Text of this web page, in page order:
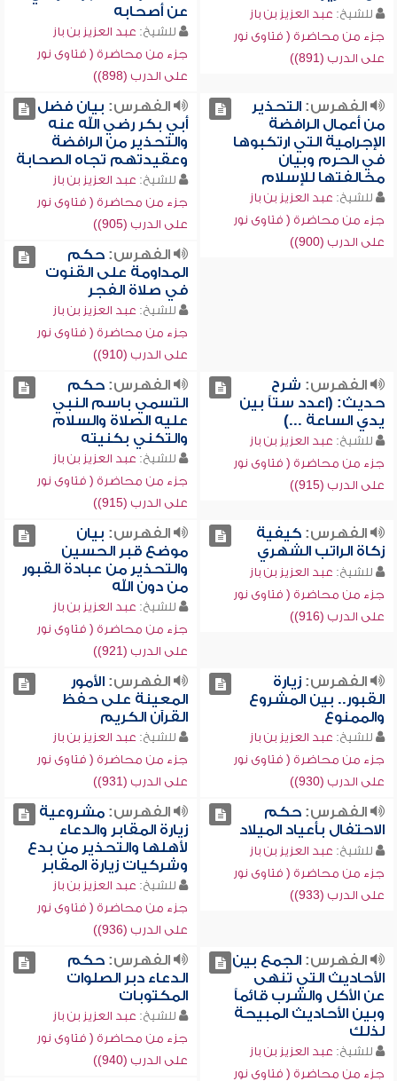
للشيخ: عبد العزيز بن باز
جزء من محاضرة ( فتاوى نور
على الدرب (891))
عن أصحابه
للشيخ: عبد العزيز بن باز
جزء من محاضرة ( فتاوى نور
على الدرب (898))
الفهرس:التحذير
من أعمال الرافضة
الإجرامية التي ارتكبوها
في الحرم وبيان
مخالفتها للإسلام
للشيخ: عبد العزيز بن باز
جزء من محاضرة ( فتاوى نور
على الدرب (900))
الفهرس: بيان فضل
أبي بكر رضي الله عنه
والتحذير من الرافضة
وعقيدتهم تجاه الصحابة
للشيخ: عبد العزيز بن باز
جزء من محاضرة ( فتاوى نور
على الدرب (905))
الفهرس:حكم
المداومة على القنوت
في صلاة الفجر
للشيخ: عبد العزيز بن باز
جزء من محاضرة ( فتاوى نور
على الدرب (910))
الفهرس: شرح
حديث: (اعدد ستاً بين
يدي الساعة ...)
للشيخ: عبد العزيز بن باز
جزء من محاضرة ( فتاوى نور
على الدرب (915))
الفهرس:حكم
التسمي باسم النبي
عليه الصلاة والسلام
والتكني بكنيته
للشيخ: عبد العزيز بن باز
جزء من محاضرة ( فتاوى نور
على الدرب (915))
الفهرس:كيفية
زكاة الراتب الشهري
للشيخ: عبد العزيز بن باز
جزء من محاضرة ( فتاوى نور
على الدرب (916))
الفهرس: بيان
موضع قبر الحسين
والتحذير من عبادة القبور
من دون الله
للشيخ: عبد العزيز بن باز
جزء من محاضرة ( فتاوى نور
على الدرب (921))
الفهرس:زيارة
القبور.. بين المشروع
والممنوع
للشيخ: عبد العزيز بن باز
جزء من محاضرة ( فتاوى نور
على الدرب (930))
الفهرس:الأمور
المعينة على حفظ
القرآن الكريم
للشيخ: عبد العزيز بن باز
جزء من محاضرة ( فتاوى نور
على الدرب (931))
الفهرس:حكم
الاحتفال بأعياد الميلاد
للشيخ: عبد العزيز بن باز
جزء من محاضرة ( فتاوى نور
على الدرب (933))
الفهرس:مشروعية
زيارة المقابر والدعاء
لأهلها والتحذير من بدع
وشركيات زيارة المقابر
للشيخ: عبد العزيز بن باز
جزء من محاضرة ( فتاوى نور
على الدرب (936))
الفهرس:الجمع بين
الأحاديث التي تنهى
عن الأكل والشرب قائماً
وبين الأحاديث المبيحة
لذلك
للشيخ: عبد العزيز بن باز
جزء من محاضرة ( فتاوى نور
الفهرس:حكم
الدعاء دبر الصلوات
المكتوبات
للشيخ: عبد العزيز بن باز
جزء من محاضرة ( فتاوى نور
على الدرب (940))